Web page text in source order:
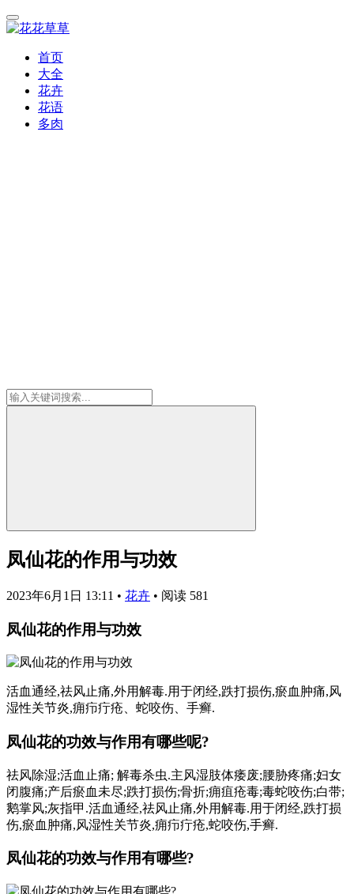
首页
大全
花卉
花语
多肉
凤仙花的作用与功效
2023年6月1日 13:11 • 花卉 • 阅读 581
凤仙花的作用与功效
活血通经,祛风止痛,外用解毒.用于闭经,跌打损伤,瘀血肿痛,风
湿性关节炎,痈疖疔疮、蛇咬伤、手癣.
凤仙花的功效与作用有哪些呢?
祛风除湿;活血止痛; 解毒杀虫.主风湿肢体痿废;腰胁疼痛;妇女
闭腹痛;产后瘀血未尽;跌打损伤;骨折;痈疽疮毒;毒蛇咬伤;白带;
鹅掌风;灰指甲.活血通经,祛风止痛,外用解毒.用于闭经,跌打损
伤,瘀血肿痛,风湿性关节炎,痈疖疔疮,蛇咬伤,手癣.
凤仙花的功效与作用有哪些?